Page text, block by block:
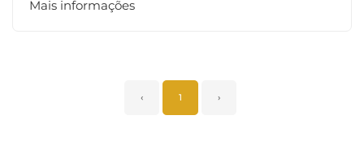
Mais informações
‹ 1 ›